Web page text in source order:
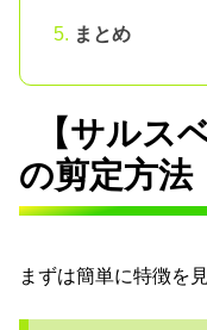
まとめ
【サルス
の剪定方法
まずは簡単に特徴を